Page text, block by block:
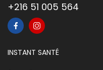
+216 51 005 564
INSTANT SANTÉ